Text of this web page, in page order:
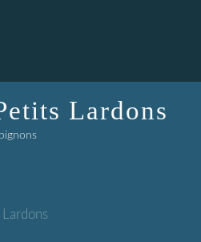
Lardons